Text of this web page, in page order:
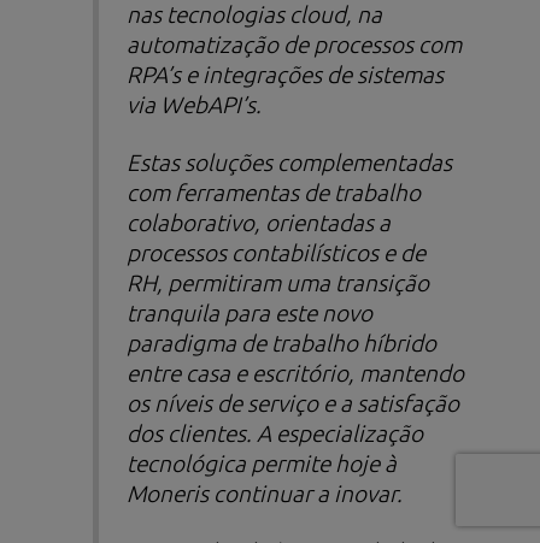
nas tecnologias cloud, na
automatização de processos com
RPA’s e integrações de sistemas
via WebAPI’s.
Estas soluções complementadas
com ferramentas de trabalho
colaborativo, orientadas a
processos contabilísticos e de
RH, permitiram uma transição
tranquila para este novo
paradigma de trabalho híbrido
entre casa e escritório, mantendo
os níveis de serviço e a satisfação
dos clientes. A especialização
tecnológica permite hoje à
Moneris continuar a inovar.